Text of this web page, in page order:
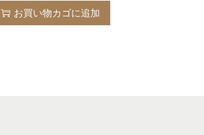
お買い物カゴに追加